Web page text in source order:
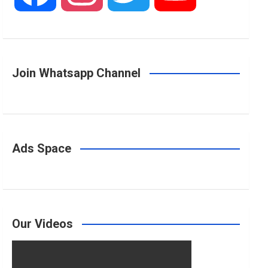
c
e
o
s
t
r
i
t
r
u
T
Join Whatsapp Channel
Ads Space
Our Videos